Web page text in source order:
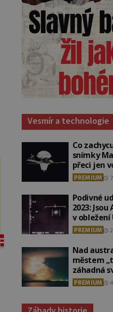
Vesmír a technologie
Co
snímky
přeci jen
PREMIUM
Podivné
2023:
v obležení
PREMIUM
Nad
městem
záhadná
PREMIUM